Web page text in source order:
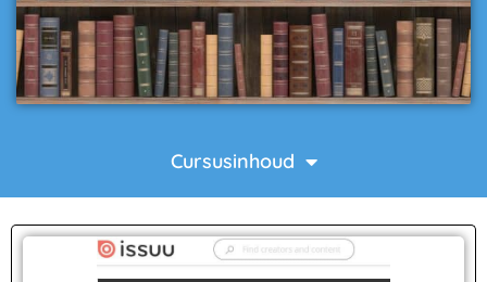
Cursusinhoud